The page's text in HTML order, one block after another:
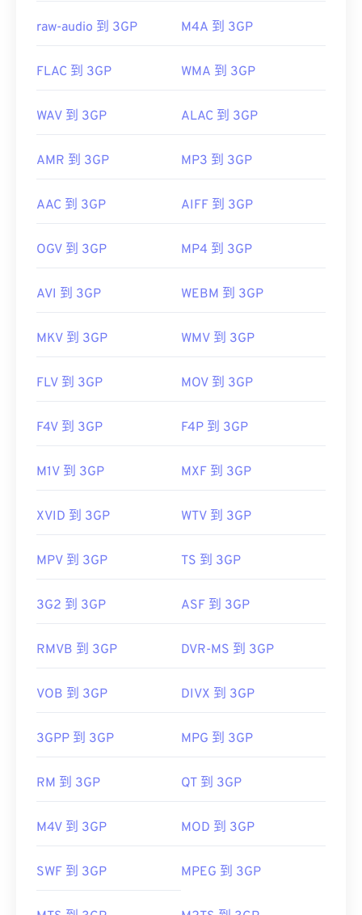
https://en.wikipedia.org/wiki/3GP_and_3G2
raw-audio 到 3GP M4A 到 3GP
FLAC 到 3GP WMA 到 3GP
WAV 到 3GP ALAC 到 3GP
AMR 到 3GP MP3 到 3GP
AAC 到 3GP AIFF 到 3GP
OGV 到 3GP MP4 到 3GP
AVI 到 3GP WEBM 到 3GP
MKV 到 3GP WMV 到 3GP
FLV 到 3GP MOV 到 3GP
F4V 到 3GP F4P 到 3GP
M1V 到 3GP MXF 到 3GP
XVID 到 3GP WTV 到 3GP
MPV 到 3GP TS 到 3GP
3G2 到 3GP ASF 到 3GP
RMVB 到 3GP DVR-MS 到 3GP
VOB 到 3GP DIVX 到 3GP
3GPP 到 3GP MPG 到 3GP
RM 到 3GP QT 到 3GP
M4V 到 3GP MOD 到 3GP
SWF 到 3GP MPEG 到 3GP